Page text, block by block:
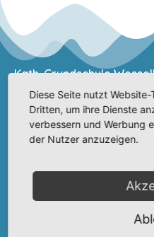
Kath. Grundschule
Neuer Schloßweg 15
58119 Hagen
Parkmöglichkeiten gibt es im
Bitte berücksichtigen Sie zur
Diese Seite nutzt
Dritten, um ihre Dienste
verbessern und Werbung
der Nutzer anzuzeigen.